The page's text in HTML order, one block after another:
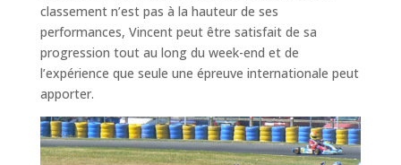
classement n’est pas à la hauteur de ses
performances, Vincent peut être satisfait de sa
progression tout au long du week-end et de
l’expérience que seule une épreuve internationale peut
apporter.